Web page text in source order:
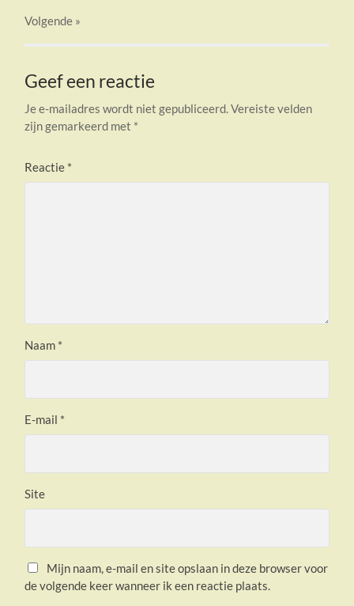
Volgende »
Geef een reactie
Je e-mailadres wordt niet gepubliceerd.Vereiste velden
zijn gemarkeerd met *
Reactie *
Naam *
E-mail *
Site
Mijn naam, e-mail en site opslaan in deze browser voor
de volgende keer wanneer ik een reactie plaats.